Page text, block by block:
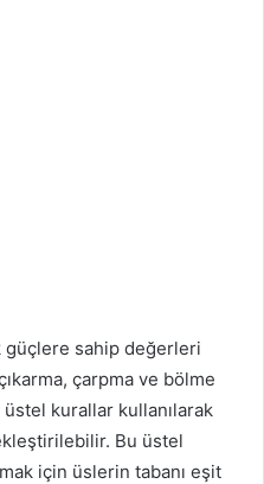
güçlere sahip değerleri
çarpma ve bölme
kurallar kullanılarak
Bu üstel
için üslerin tabanı eşit